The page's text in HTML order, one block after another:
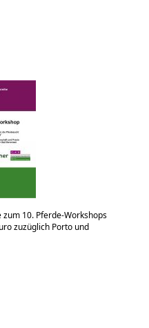
10. Pferde-Workshops
zuzüglich Porto und